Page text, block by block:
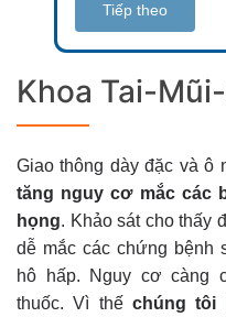
Tiếp theo
Khoa Tai-
Giao thông dày đặc và ô
tăng nguy cơ mắc các
họng. Khảo sát cho thấy
dễ mắc các chứng bệnh
hô hấp. Nguy cơ càng
thuốc. Vì thế chúng tôi